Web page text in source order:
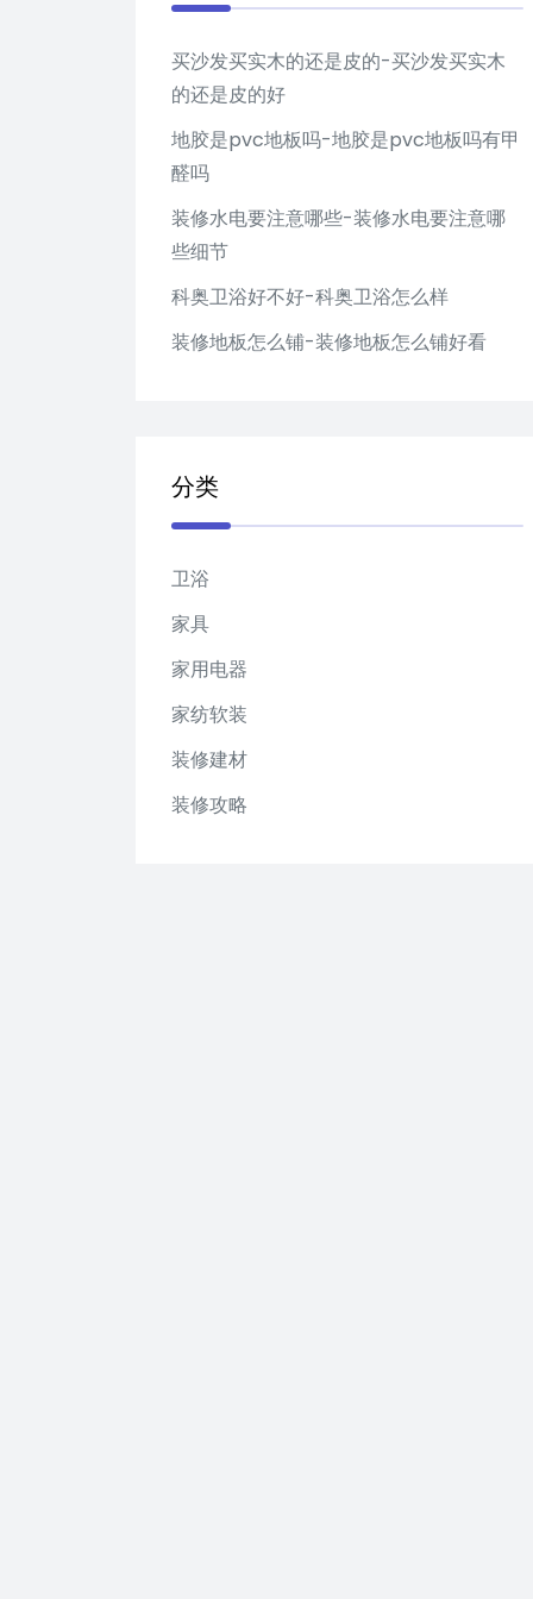
买沙发买实木的还是皮的-买沙发买实木
的还是皮的好
地胶是pvc地板吗-地胶是pvc地板吗有甲
醛吗
装修水电要注意哪些-装修水电要注意哪
些细节
科奥卫浴好不好-科奥卫浴怎么样
装修地板怎么铺-装修地板怎么铺好看
分类
卫浴
家具
家用电器
家纺软装
装修建材
装修攻略